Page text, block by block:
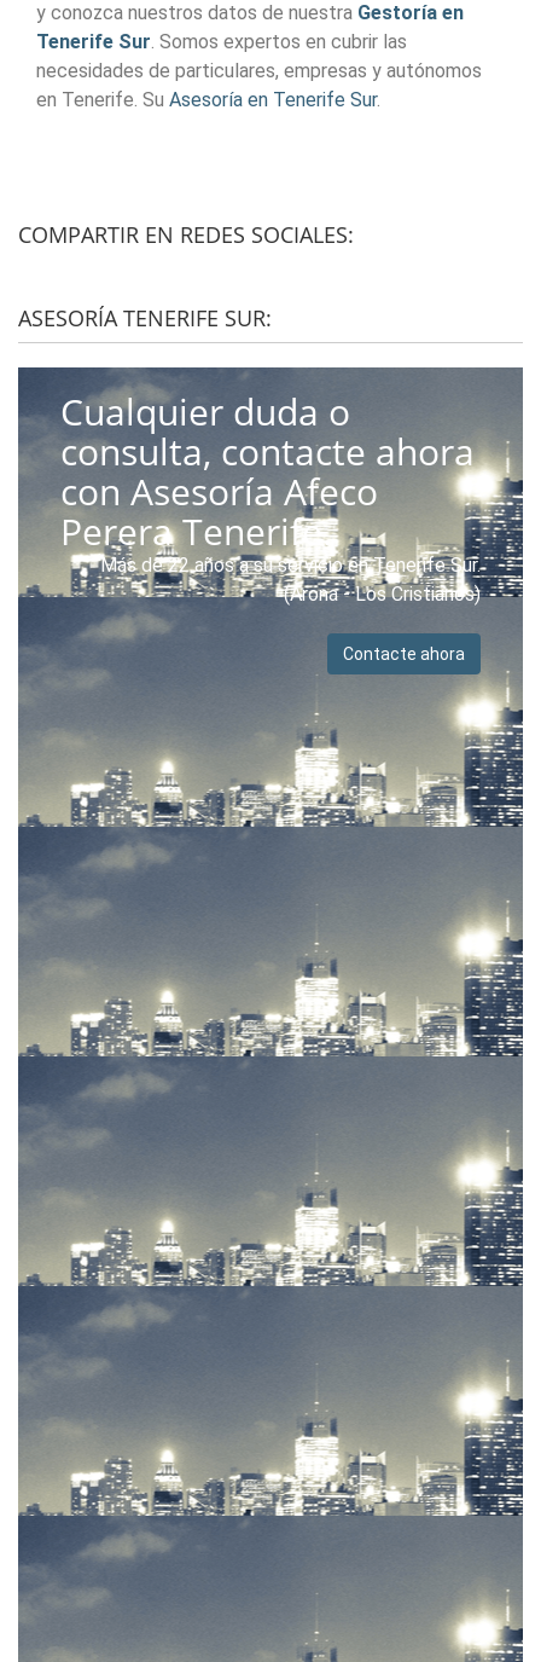
y conozca nuestros datos de nuestra Gestoría en
Tenerife Sur. Somos expertos en cubrir las
necesidades de particulares, empresas y autónomos
en Tenerife. Su Asesoría en Tenerife Sur.
COMPARTIR EN REDES SOCIALES:
ASESORÍA TENERIFE SUR:
Cualquier duda o
consulta, contacte ahora
con Asesoría Afeco
Perera Tenerife.
Más de 22 años a su servicio en Tenerife Sur.
(Arona - Los Cristianos)
Contacte ahora